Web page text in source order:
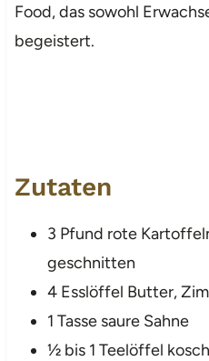
Food, das sowohl
begeistert.
Zutaten
3 Pfund rote
geschnitten
4 Esslöffel Butter,
1 Tasse saure Sahne
½ bis 1 Teelöffel